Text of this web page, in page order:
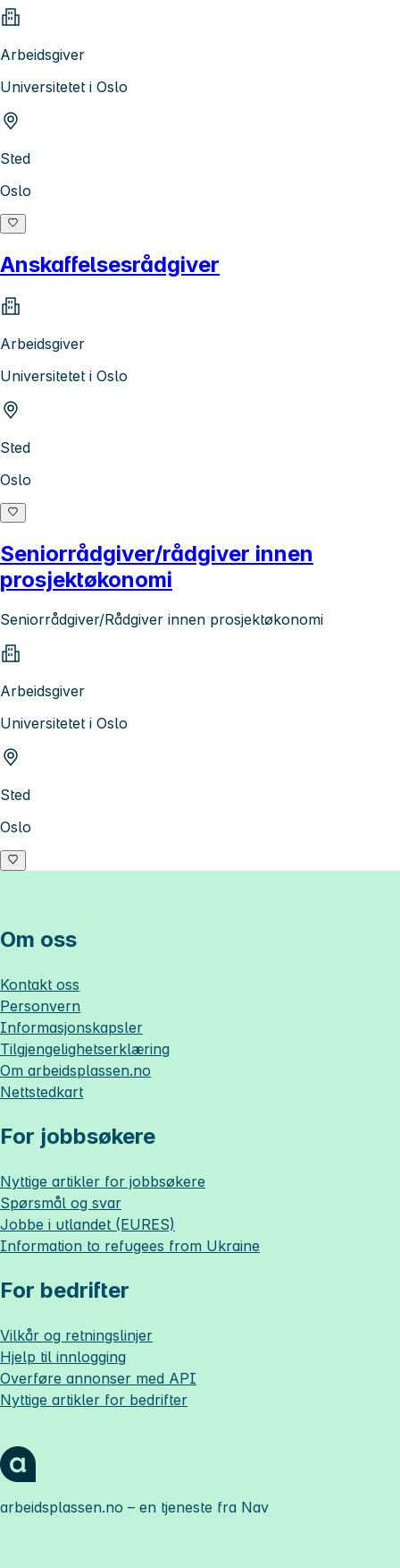
Arbeidsgiver
Universitetet i Oslo
Sted
Oslo
Anskaffelsesrådgiver
Arbeidsgiver
Universitetet i Oslo
Sted
Oslo
Seniorrådgiver/rådgiver innen
prosjektøkonomi
Seniorrådgiver/Rådgiver innen prosjektøkonomi
Arbeidsgiver
Universitetet i Oslo
Sted
Oslo
Om oss
Kontakt oss
Personvern
Informasjonskapsler
Tilgjengelighetserklæring
Om arbeidsplassen.no
Nettstedkart
For jobbsøkere
Nyttige artikler for jobbsøkere
Spørsmål og svar
Jobbe i utlandet (EURES)
Information to refugees from Ukraine
For bedrifter
Vilkår og retningslinjer
Hjelp til innlogging
Overføre annonser med API
Nyttige artikler for bedrifter
arbeidsplassen.no – en tjeneste fra Nav